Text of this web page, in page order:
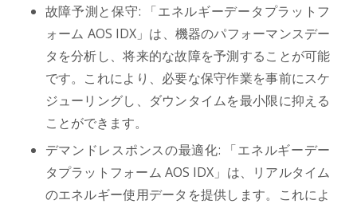
故障予測と保守: 「エネルギーデータプラットフ
ォーム AOS IDX」は、機器のパフォーマンスデー
タを分析し、将来的な故障を予測することが可能
です。これにより、必要な保守作業を事前にスケ
ジューリングし、ダウンタイムを最小限に抑える
ことができます。
デマンドレスポンスの最適化: 「エネルギーデー
タプラットフォーム AOS IDX」は、リアルタイム
のエネルギー使用データを提供します。これによ